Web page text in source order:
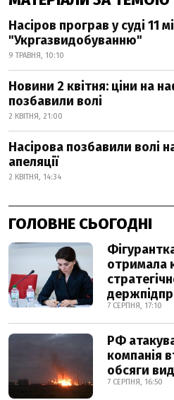
Насіров програв у суді 11
"Укргазвидобуванню"
9 ТРАВНЯ, 10:10
Новини 2 квітня: ціни на
позбавили волі
2 КВІТНЯ, 21:00
Насірова позбавили волі
апеляції
2 КВІТНЯ, 14:34
ГОЛОВНЕ СЬОГОДНІ
отримала
7 СЕРПНЯ, 17:10
РФ
компанія
обсяги
7 СЕРПНЯ, 16:50